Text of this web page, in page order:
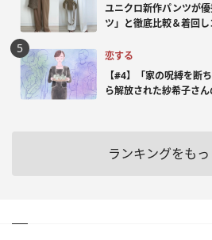
ユニクロ新作パンツが
ツ」と徹底比較＆着回
恋する
【#4】「家の呪縛を断
ら解放された紗希子さん
ランキングをも